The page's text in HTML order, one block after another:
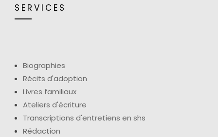
SERVICES
Biographies
Récits d'adoption
Livres familiaux
Ateliers d'écriture
Transcriptions d'entretiens en shs
Rédaction